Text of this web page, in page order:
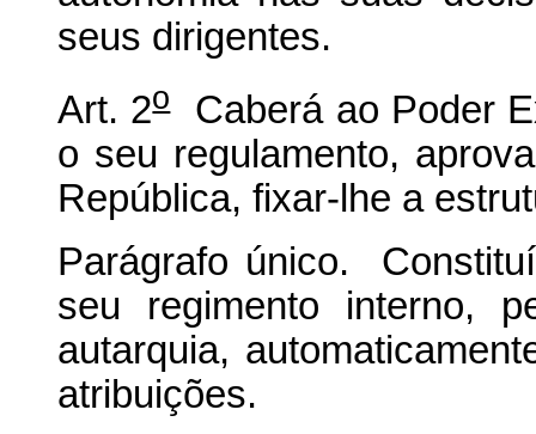
seus dirigentes.
Art. 2oCaberá ao Poder
o seu regulamento,
República, fixar-lhe a
Parágrafo único.
seu regimento interno,
autarquia,
atribuições.